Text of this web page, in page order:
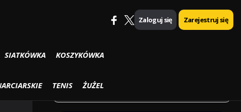
SIATKÓWKA KOSZYKÓWKA
TENIS ŻUŻEL
Zaloguj się Zarejestruj się
SZUKAJ